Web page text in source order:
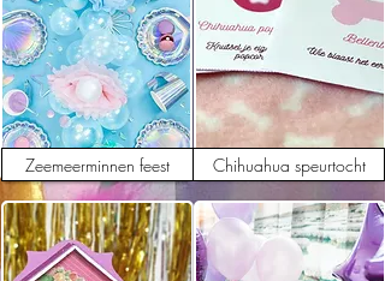
Zeemeerminnen feest Chihuahua speurtocht